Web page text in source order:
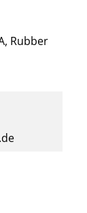
Rubber